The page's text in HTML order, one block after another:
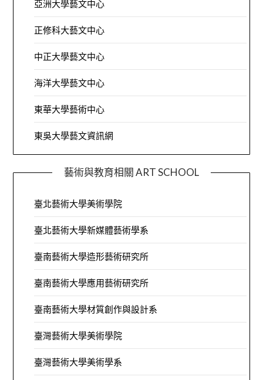
亞洲大學藝文中心
正修科大藝文中心
中正大學藝文中心
海洋大學藝文中心
東華大學藝術中心
東吳大學藝文資訊網
藝術與教育相關 ART SCHOOL
臺北藝術大學美術學院
臺北藝術大學新媒體藝術學系
臺南藝術大學造形藝術研究所
臺南藝術大學應用藝術研究所
臺南藝術大學材質創作與設計系
臺灣藝術大學美術學院
臺灣藝術大學美術學系